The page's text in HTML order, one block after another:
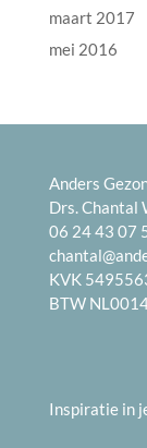
maart 2017
mei 2016
Anders
Drs. Chantal
06 24 43 07
KVK
BTW
Inspiratie in